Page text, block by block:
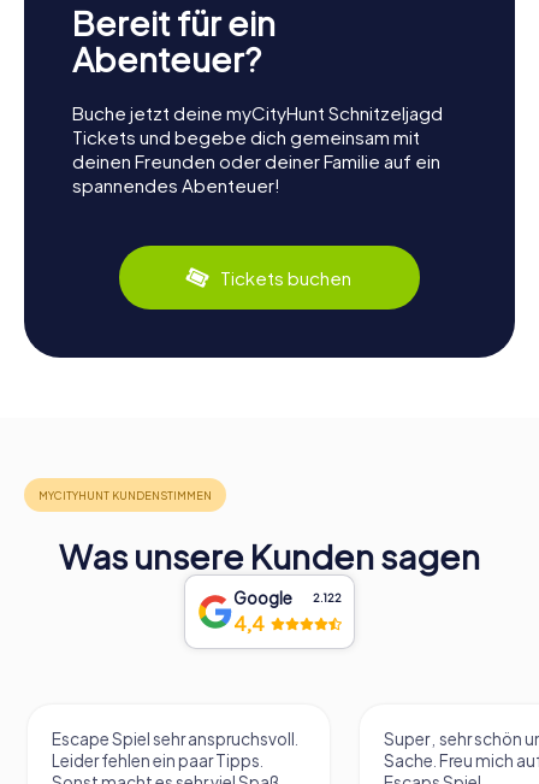
Bereit für ein
Abenteuer?
Buche jetzt deine myCityHunt Schnitzeljagd
Tickets und begebe dich gemeinsam mit
deinen Freunden oder deiner Familie auf ein
spannendes Abenteuer!
Tickets buchen
Was unsere Kunden sagen
Google 2.122
4,4
Escape Spiel sehr anspruchsvoll.
Leider fehlen ein paar Tipps.
Super , sehr schön
Sache. Freu mich